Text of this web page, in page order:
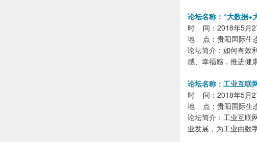
论坛名称：“大数据+
时 间：2018年5月
地 点：贵阳国际生
论坛简介：如何有效
感、幸福感，推进健
论坛名称：工业互联
时 间：2018年5月
地 点：贵阳国际生
论坛简介：工业互联
业发展，为工业由数